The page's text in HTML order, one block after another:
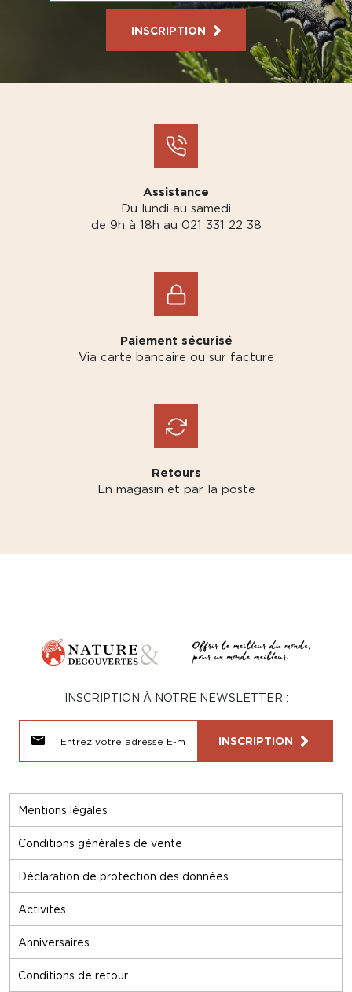
INSCRIPTION
Assistance
Du lundi au samedi
de 9h à 18h au 021 331 22 38
Paiement sécurisé
Via carte bancaire ou sur facture
Retours
En magasin et par la poste
Mentions légales
Conditions générales de vente
Déclaration de protection des données
Activités
Anniversaires
Conditions de retour
INSCRIPTION À NOTRE NEWSLETTER :
INSCRIPTION